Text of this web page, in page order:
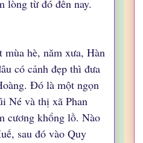
lòng từ đó đến nay.
hè, năm xưa, Hàn
có cảnh đẹp thì đưa
Đó là một ngọn
Né và thị xã Phan
cương khổng lồ. Nào
sau đó vào Quy